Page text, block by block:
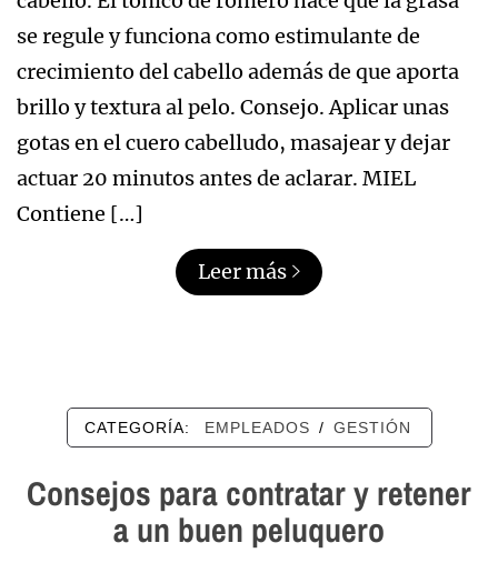
se regule y funciona como estimulante de
crecimiento del cabello además de que aporta
brillo y textura al pelo. Consejo. Aplicar unas
gotas en el cuero cabelludo, masajear y dejar
actuar 20 minutos antes de aclarar. MIEL
Contiene […]
Leer más
CATEGORÍA: EMPLEADOS / GESTIÓN
Consejos para contratar y retener
a un buen peluquero